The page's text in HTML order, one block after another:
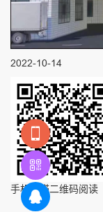
2022-10-14
手机扫描二维码阅读